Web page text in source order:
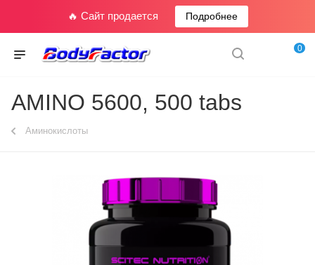
🔥 Сайт продается Подробнее
0
AMINO 5600, 500 tabs
Аминокислоты